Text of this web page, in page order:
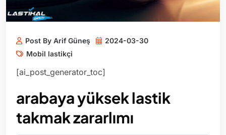
Post By Arif Güneş
2024-03-30
Mobil lastikçi
[ai_post_generator_toc]
arabaya yüksek lastik
takmak zararlımı